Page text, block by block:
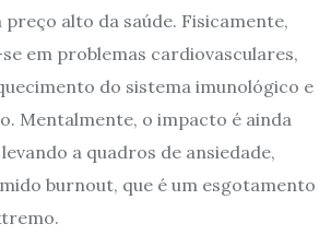
preço alto da saúde. Fisicamente,
em problemas cardiovasculares,
do sistema imunológico e
Mentalmente, o impacto é ainda
a quadros de ansiedade,
burnout, que é um esgotamento